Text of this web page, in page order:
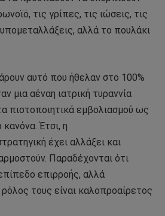
τις γρίπες, τις ιώσεις, τις
αλλά το πουλάκι
αυτό που ήθελαν στο 100%
μια αέναη ιατρική τυραννία
πιστοποιητικά εμβολιασμού ως
Έτσι, η
έχει αλλάξει και
Παραδέχονται ότι
επιρροής, αλλά
τους είναι καλοπροαίρετος